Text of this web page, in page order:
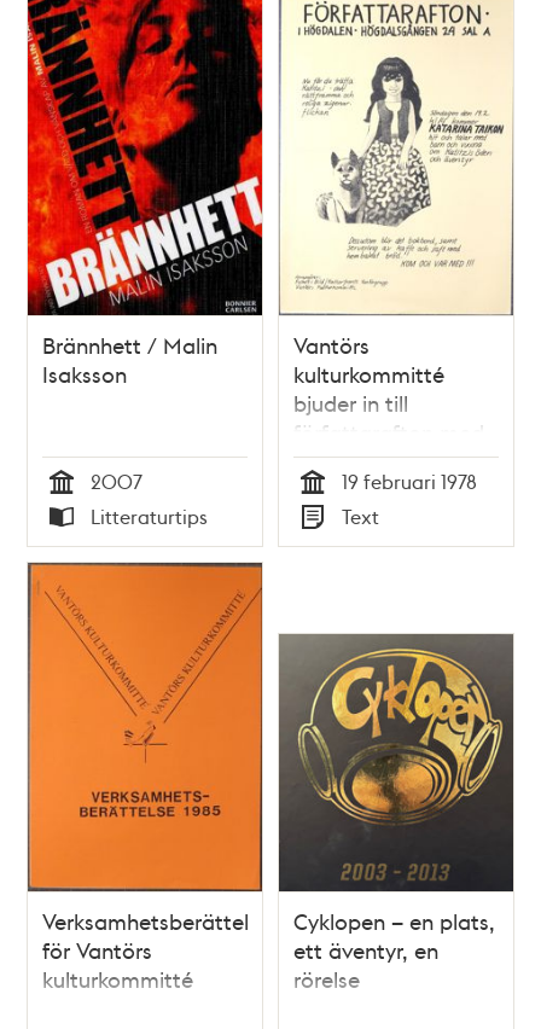
Brännhett / Malin
Isaksson
Tid
2007
Typ
Litteraturtips
Vantörs
kulturkommitté
bjuder in till
författarafton med
författaren Katarina
Taikon
Tid
19 februari 1978
Typ
Text
Verksamhetsberättelse
för Vantörs
kulturkommitté
Cyklopen – en plats,
ett äventyr, en
rörelse